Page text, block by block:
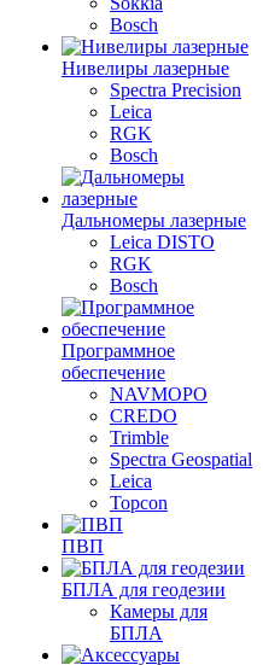
Bosch
Нивелиры лазерные
Spectra Precision
Leica
RGK
Bosch
Дальномеры лазерные
Leica DISTO
RGK
Bosch
Программное
обеспечение
NAVMOPO
CREDO
Trimble
Spectra Geospatial
Leica
Topcon
ПВП
БПЛА для геодезии
Камеры для
БПЛА